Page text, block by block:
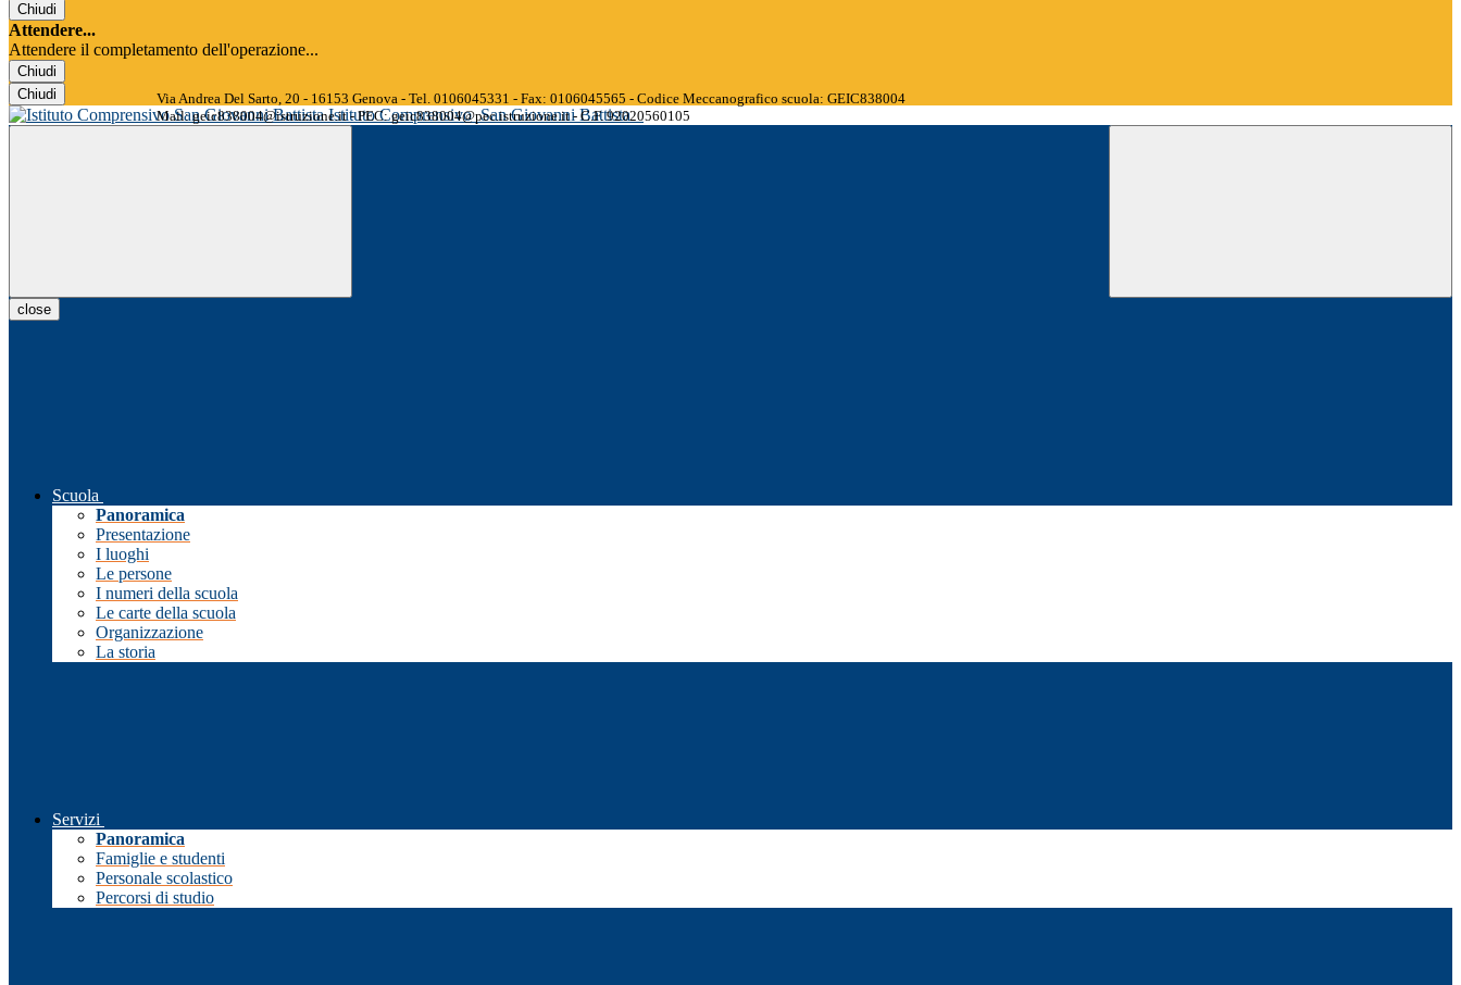
Chiudi
Attendere...
Attendere il completamento dell'operazione...
Chiudi
Chiudi
Istituto Comprensivo San Giovanni Battista
Via Andrea Del Sarto, 20 - 16153 Genova - Tel. 0106045331 - Fax: 0106045565 - Codice Meccanografico scuola: GEIC838004
Mail: geic838004@istruzione.it - PEC: geic838004@pec.istruzione.it - C.F. 92020560105
close
Scuola
Panoramica
Presentazione
I luoghi
Le persone
I numeri della scuola
Le carte della scuola
Organizzazione
La storia
Servizi
Panoramica
Famiglie e studenti
Personale scolastico
Percorsi di studio